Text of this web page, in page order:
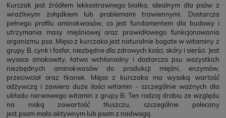
Kurczak jest źródłem lekkostrawnego białka, idealnym dla psów z
wrażliwym żołądkiem lub problemami trawiennymi. Dostarcza
pełnego profilu aminokwasów, co jest fundamentem dla budowy i
utrzymania masy mięśniowej oraz prawidłowego funkcjonowania
organizmu psa. Mięso z kurczaka jest naturalnie bogate w witaminy z
grupy B, cynk i fosfor, niezbędne dla zdrowych kości, skóry i sierści. Jest
wysoce smakowity, łatwo wchłanialny i dostarcza psu wszystkich
niezbędnych aminokwasów do produkcji mięśni, enzymów,
przeciwciał oraz tkanek. Mięso z kurczaka ma wysoką wartość
odżywczą i zawiera duże ilości witamin - szczególnie ważnych dla
układu nerwowego witamin z grupy B. Ten rodzaj drobiu ze względu
na niską zawartość tłuszczu, szczególnie polecany
jest psom mało aktywnym lub psom z nadwagą.